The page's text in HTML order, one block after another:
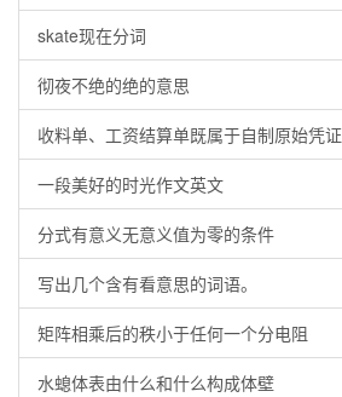
skate现在分词
彻夜不绝的绝的意思
收料单、工资结算单既属于自制原始凭证
一段美好的时光作文英文
分式有意义无意义值为零的条件
写出几个含有看意思的词语。
矩阵相乘后的秩小于任何一个分电阻
水螅体表由什么和什么构成体壁